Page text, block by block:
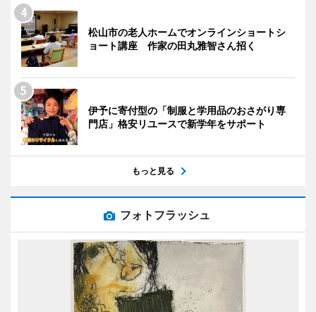
松山市の老人ホームでオンラインショートシ
ョート講座 作家の田丸雅智さん招く
伊予に寄付型の「制服と学用品のおさがり専
門店」格安リユースで新学年をサポート
もっと見る
フォトフラッシュ